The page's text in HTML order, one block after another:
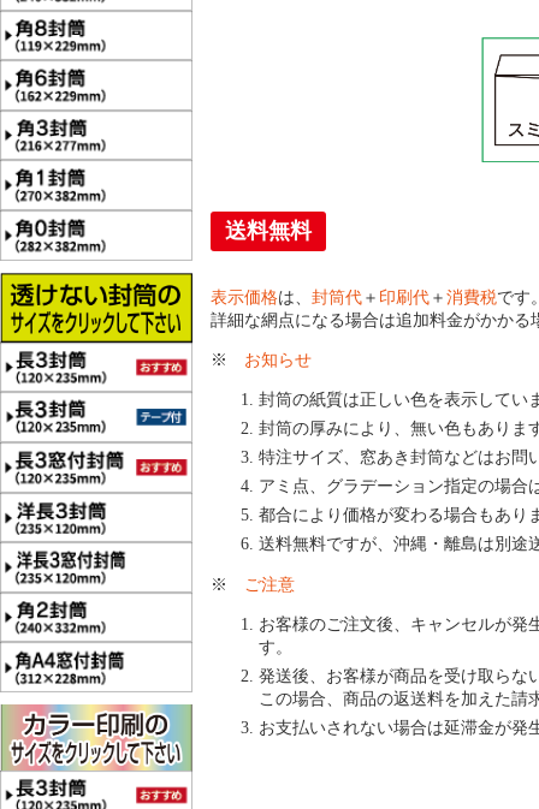
送料無料
表示価格は、 封筒代 ＋ 印刷代 ＋ 消費税です
詳細な網点になる場合は追加料金がかかる
※ お知らせ
封筒の紙質は正しい色を表示してい
封筒の厚みにより、無い色もありま
特注サイズ、窓あき封筒などはお問
アミ点、グラデーション指定の場合
都合により価格が変わる場合もあり
送料無料ですが、沖縄・離島は別途
※ ご注意
お客様のご注文後、キャンセルが発
す。
発送後、お客様が商品を受け取らな
この場合、商品の返送料を加えた請
お支払いされない場合は延滞金が発